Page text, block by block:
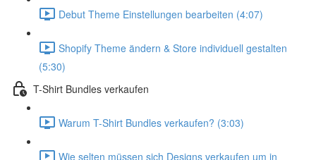
Debut Theme Einstellungen bearbeiten (4:07)
Shopify Theme ändern & Store individuell gestalten
(5:30)
T-Shirt Bundles verkaufen
Warum T-Shirt Bundles verkaufen? (3:03)
Wie selten müssen sich Designs verkaufen um in